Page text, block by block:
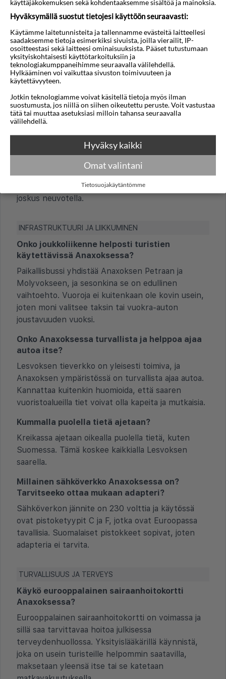
Käteisnostomahdollisuuksia on Anaxoksessa
rajallisesti, joten mukaan kannattaa ottaa jonkin
verran käteistä tai nostaa sitä naapurikaupungissa
Petrassa.
Sisältyykö juomaraha ravintoloissa hintaan vai
kannattaako jättää vähän extraa?
juomarahaa on tapana jättää, jos olet tyytyväinen
palveluun. Noin 10 % laskusta on tavallinen
käytäntö ruokapaikoissa.
Onko liikkeissä ja markkinoilla tavallista tinkiä?
Anaxoksen liikkeissä ja supermarketeissa hinnat
ovat kiinteitä, joten niissä ei tingitä. Vain käsitöitä
tai matkamuistoja myyvillä kojuilla hinnasta voi
joskus neuvotella.
INFRASTRUKTUURI JA LIIKKUMINEN
Onko joukkoliikenne helposti turistien
käytettävissä Anaxoksessa?
Paikallisbussi yhdistää Anaxoksen Petraan ja
Molyvokseen, ja sesonkina se on edullinen
vaihtoehto. Vuoroja ei kuitenkaan ole kovin usein,
joten moni valitsee taksin tai vuokra-auton
joustavuuden vuoksi.
Onko Anaxoksessa turvallista ja helppoa ajaa
autoa itse?
Lesvoksen tieverkko on yleisesti toimiva, ja
Anaxoksen ympäristössä on turvallista ajaa autoa.
Kannattaa kuitenkin huomioida, että saaren
vuoristoalueilla tiet voivat olla kapeita ja mutkaisia.
Kummalla puolella tietä ajetaan?
Kreikassa ajetaan oikealla puolella tietä, kuten
Suomessa. Tämä koskee kaikkialla Lesvoksen
saarella.
Millainen sähköverkko Anaxoksessa on?
Tarvitseeko ottaa mukaan adapteri?
Sähköverkon jännite on 230 volttia ja käytössä
ovat pistoketyypit C ja F, jotka ovat Euroopassa
tavallisia. Suomalaiset pistokkeet sopivat, joten
adapteria ei tarvita.
TURVALLISUUS JA TERVEYS
Käykö eurooppalainen sairaanhoitokortti
Anaxoksessa?
Eurooppalainen sairaanhoitokortti on voimassa ja
sillä saa tarvittavaa hoitoa julkisessa
terveydenhuollossa. Yksityislääkärillä käynnistä,
joka on usein turisteille helpommin saatavilla,
maksetaan yleensä itse tai se katetaan
käyttäjäkokemuksen sekä kohdentaaksemme sisältöä ja mainoksia.
Hyväksymällä suostut tietojesi käyttöön seuraavasti:
Käytämme laitetunnisteita ja tallennamme evästeitä laitteellesi
saadaksemme tietoja esimerkiksi sivuista, joilla vierailit, IP-
osoitteestasi sekä laitteesi ominaisuuksista. Pääset tutustumaan
yksityiskohtaisesti käyttötarkoituksiin ja
teknologiakumppaneihimme seuraavalla välilehdellä.
Hylkääminen voi vaikuttaa sivuston toimivuuteen ja
käytettävyyteen.
Jotkin teknologiamme voivat käsitellä tietoja myös ilman
suostumusta, jos niillä on siihen oikeutettu peruste. Voit vastustaa
tätä tai muuttaa asetuksiasi milloin tahansa seuraavalla
välilehdellä.
Hyväksy kaikki
Omat valintani
Tietosuojakäytäntömme